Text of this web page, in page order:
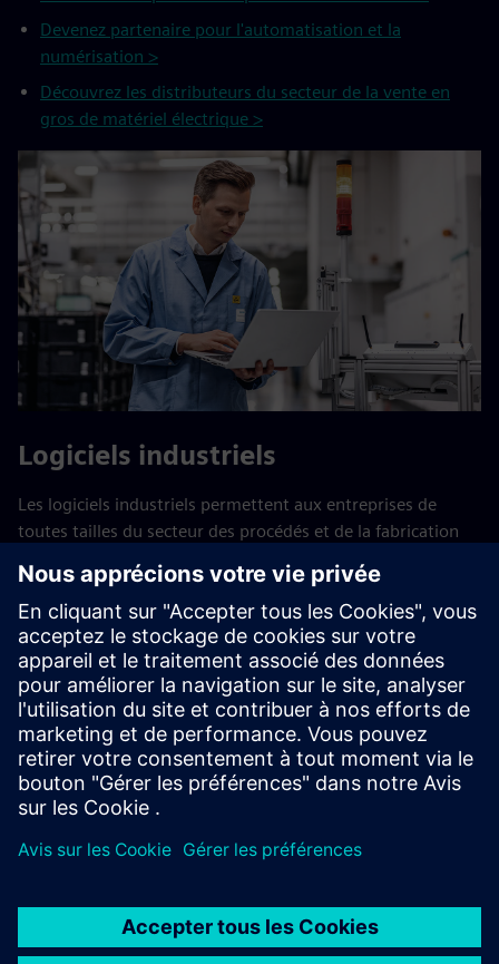
Devenez partenaire pour l'automatisation et la
numérisation >
Découvrez les distributeurs du secteur de la vente en
gros de matériel électrique >
Logiciels industriels
Les logiciels industriels permettent aux entreprises de
toutes tailles du secteur des procédés et de la fabrication
durable sur l'ensemble de la chaîne de valeur. Des
partenaires de confiance vous fournissent l'expérience dont
vous avez besoin pour répondre à vos exigences en matière
de technologie, de numérisation et de solutions.
Trouvez un partenaire pour les logiciels industriels >
Devenez partenaire pour les logiciels industriels >
En savoir plus sur les partenaires logiciels du secteur >